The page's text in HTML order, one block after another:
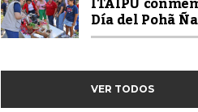
Día del Pohã
VER TODOS